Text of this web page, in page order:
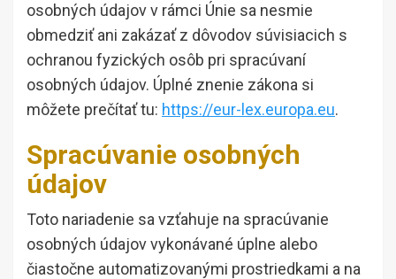
osobných údajov v rámci Únie sa nesmie
obmedziť ani zakázať z dôvodov súvisiacich s
ochranou fyzických osôb pri spracúvaní
osobných údajov. Úplné znenie zákona si
môžete prečítať tu: https://eur-lex.europa.eu.
Spracúvanie osobných
údajov
Toto nariadenie sa vzťahuje na spracúvanie
osobných údajov vykonávané úplne alebo
čiastočne automatizovanými prostriedkami a na